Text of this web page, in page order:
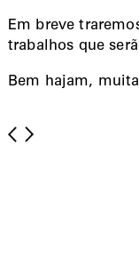
Em breve
trabalhos que
Bem hajam,